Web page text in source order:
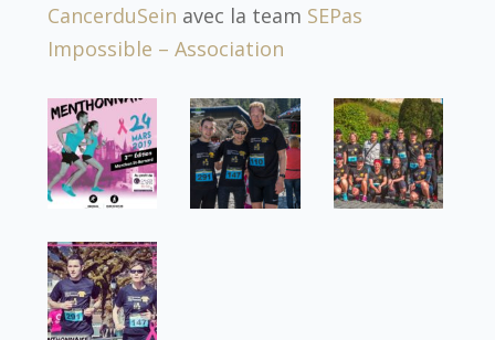
CancerduSein avec la team SEPas
Impossible – Association